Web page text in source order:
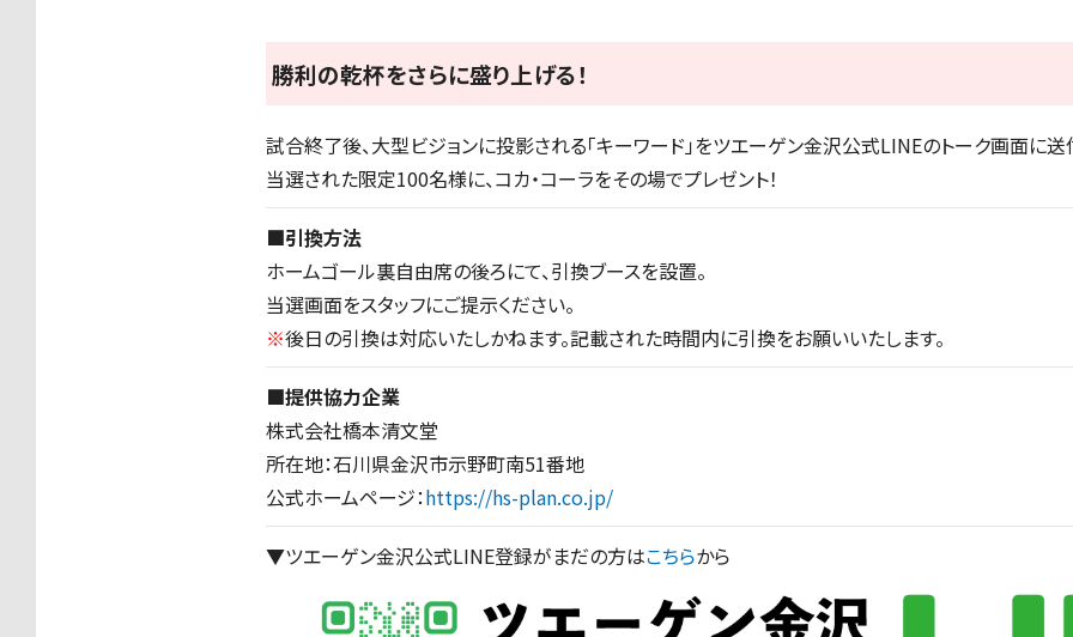
勝利の乾杯をさらに盛り上げる！
試合終了後、大型ビジョンに投影される「キーワード」をツエーゲン金沢公式LINEのトーク画面に送
当選された限定100名様に、コカ・コーラをその場でプレゼント！
■引換方法
ホームゴール裏自由席の後ろにて、引換ブースを設置。
当選画面をスタッフにご提示ください。
※後日の引換は対応いたしかねます。記載された時間内に引換をお願いいたします。
■提供協力企業
株式会社橋本清文堂
所在地：石川県金沢市示野町南51番地
公式ホームページ：https://hs-plan.co.jp/
▼ツエーゲン金沢公式LINE登録がまだの方はこちらから